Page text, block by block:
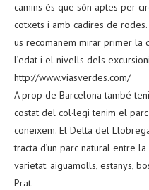
camins és que són aptes per
cotxets i amb cadires de
us recomanem mirar primer la
l’edat i el nivells dels
http://www.viasverdes.com/
A prop de Barcelona també
costat del col·legi tenim el
coneixem. El Delta del
tracta d’un parc natural entre
varietat: aiguamolls, estanys,
Prat.